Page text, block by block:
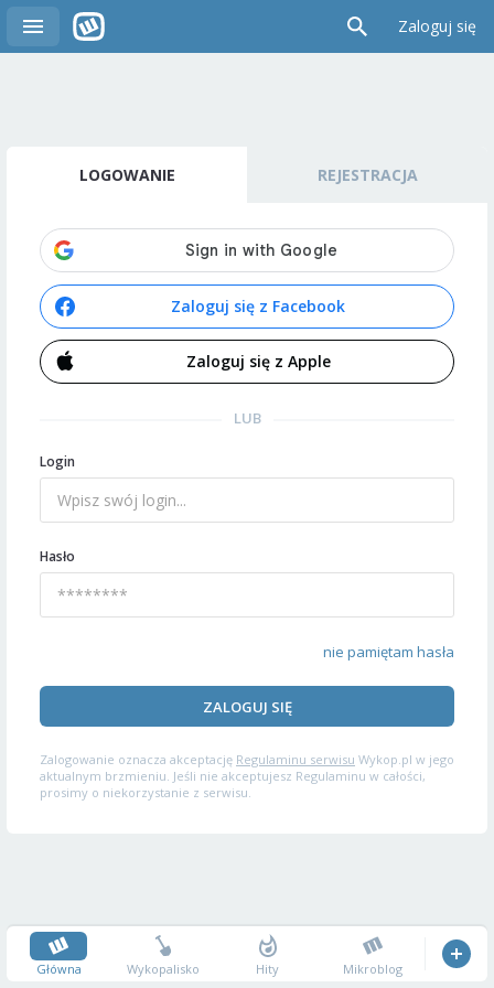
Zaloguj się
LOGOWANIE REJESTRACJA
Zaloguj się z Facebook
Zaloguj się z Apple
LUB
Login
Hasło
nie pamiętam hasła
ZALOGUJ SIĘ
Zalogowanie oznacza akceptację Regulaminu serwisu Wykop.pl w jego
aktualnym brzmieniu. Jeśli nie akceptujesz Regulaminu w całości,
prosimy o niekorzystanie z serwisu.
Główna Wykopalisko Hity Mikroblog